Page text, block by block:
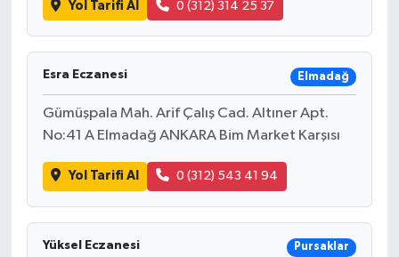
Yol Tarifi Al 0 (312) 314 25 37
Esra Eczanesi Elmadağ
Gümüşpala Mah. Arif Çalış Cad. Altıner Apt.
No:41 A Elmadağ ANKARA Bim Market Karşısı
Yol Tarifi Al 0 (312) 543 41 94
Yüksel Eczanesi Pursaklar